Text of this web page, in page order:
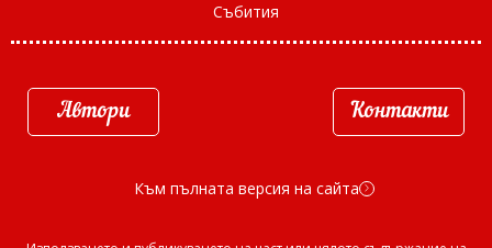
Събития
Автори Контакти
Към пълната версия на сайта d